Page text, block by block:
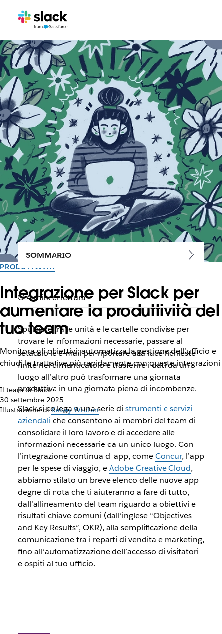
PRODUTTIVITÀ
Integrazione per Slack per
aumentare la produttività del
tuo team
Monitora gli obiettivi, automatizza la gestione dell’ufficio e
chiudi le trattative più rapidamente con queste integrazioni
Il team di Slack
30 settembre 2025
Illustrazione diKelsey Wroten
SOMMARIO
4 min. di lettura
Spulciare tra le unità e le cartelle condivise per
trovare le informazioni necessarie, passare al
setaccio le e-mail per riportare alla luce richieste
finite nel dimenticatoio e trasferire i dati da un
luogo all’altro può trasformare una giornata
produttiva in una giornata piena di incombenze.
Slack si collega a una serie di strumenti e servizi
aziendali che consentono ai membri del team di
consolidare il loro lavoro e di accedere alle
informazioni necessarie da un unico luogo. Con
l’integrazione continua di app, comeConcur, l’app
per le spese di viaggio, eAdobe Creative Cloud,
abbiamo stilato un breve elenco delle nuove app
degne di nota che ti aiuteranno a fare di tutto,
dall’allineamento del team riguardo a obiettivi e
risultati chiave comuni (dall’inglese “Objectives
and Key Results”, OKR), alla semplificazione della
comunicazione tra i reparti di vendita e marketing,
fino all’automatizzazione dell’accesso di visitatori
e ospiti al tuo ufficio.